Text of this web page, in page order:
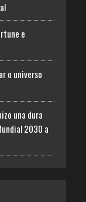
e
o universo
una dura
2030 a